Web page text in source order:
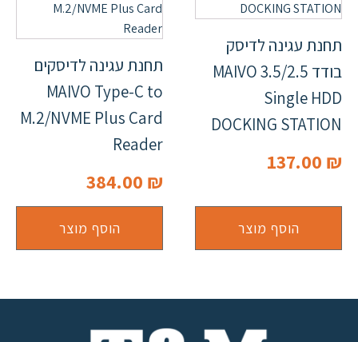
תחנת עגינה לדיסק
בודד 3.5/2.5 MAIVO
Single HDD
DOCKING STATION
137.00 ₪
הוסף מוצר
תחנת עגינה לדיסקים
MAIVO Type-C to
M.2/NVME Plus Card
Reader
384.00 ₪
הוסף מוצר